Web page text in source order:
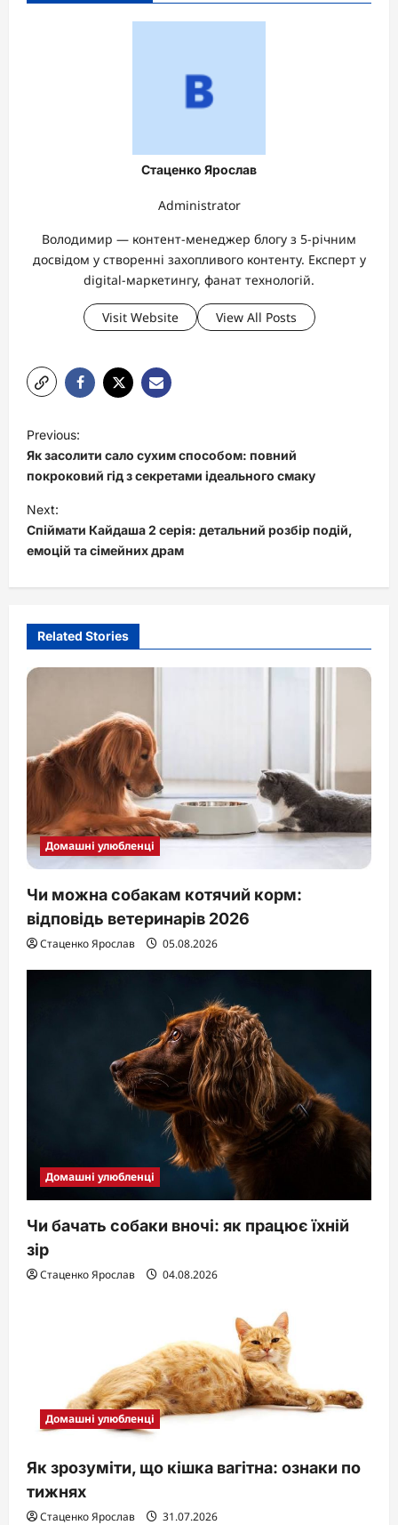
Стаценко Ярослав
Administrator
Володимир — контент-менеджер блогу з 5-річним
досвідом у створенні захопливого контенту. Експерт у
digital-маркетингу, фанат технологій.
Visit Website View All Posts
P
o
s
t
n
a
v
g
a
o
n
Previous:
Як засолити сало сухим способом: повний
покроковий гід з секретами ідеального смаку
Next:
Спіймати Кайдаша 2 серія: детальний розбір подій,
емоцій та сімейних драм
Related Stories
Домашні улюбленці
Чи можна собакам котячий корм:
відповідь ветеринарів 2026
Стаценко Ярослав 05.08.2026
Домашні улюбленці
Чи бачать собаки вночі: як працює їхній
зір
Стаценко Ярослав 04.08.2026
Домашні улюбленці
Як зрозуміти, що кішка вагітна: ознаки по
тижнях
Стаценко Ярослав 31.07.2026